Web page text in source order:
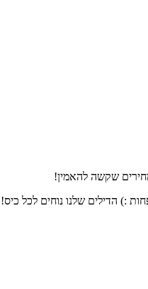
שקשה להאמין!
:) הדילים שלנו נוחים לכל